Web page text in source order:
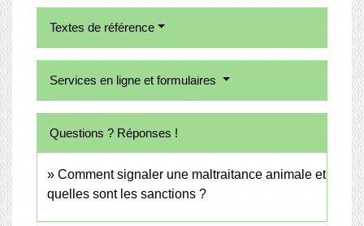
Textes de référence
Services en ligne et formulaires
Questions ? Réponses !
Comment signaler une maltraitance animale et
quelles sont les sanctions ?